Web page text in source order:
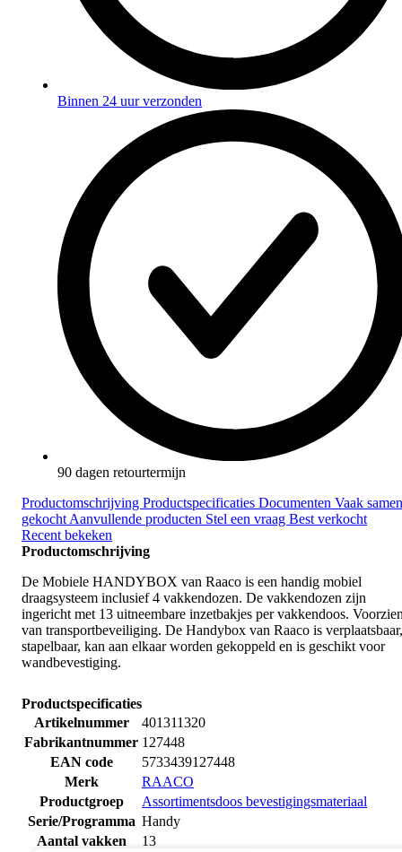
Binnen 24 uur verzonden
90 dagen retourtermijn
Productomschrijving Productspecificaties Documenten Vaak samen
gekocht Aanvullende producten Stel een vraag Best verkocht
Recent bekeken
Productomschrijving
De Mobiele HANDYBOX van Raaco is een handig mobiel
draagsysteem inclusief 4 vakkendozen. De vakkendozen zijn
ingericht met 13 uitneembare inzetbakjes per vakkendoos.
van transportbeveiliging. De Handybox van Raaco is verplaatsbaar,
stapelbaar, kan aan elkaar worden gekoppeld en is geschikt voor
wandbevestiging.
Productspecificaties
Artikelnummer
401311320
Fabrikantnummer 127448
EAN code
5733439127448
Merk
RAACO
Productgroep
Assortimentsdoos bevestigingsmateriaal
Serie/Programma Handy
Aantal vakken
13